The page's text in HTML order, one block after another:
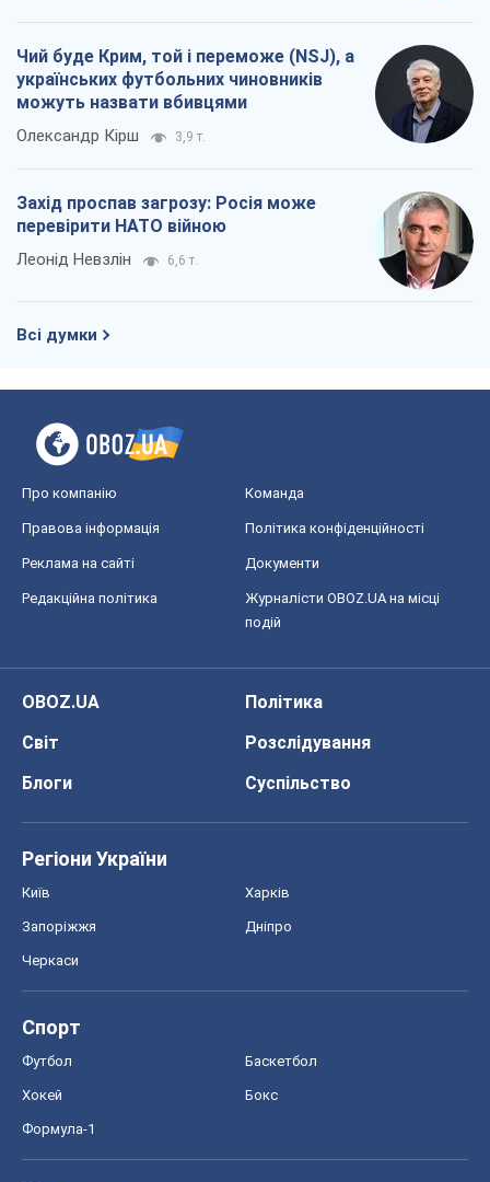
Чий буде Крим, той і переможе (NSJ), а
українських футбольних чиновників
можуть назвати вбивцями
Олександр Кірш 3,9 т.
Захід проспав загрозу: Росія може
перевірити НАТО війною
Леонід Невзлін 6,6 т.
Всі думки
Про компанію Команда
Правова інформація Політика конфіденційності
Реклама на сайті Документи
Редакційна політика
Журналісти OBOZ.UA на місці
подій
OBOZ.UA
Політика
Світ
Розслідування
Блоги
Суспільство
Регіони України
Київ Харків
Запоріжжя Дніпро
Черкаси
Спорт
Футбол Баскетбол
Хокей Бокс
Формула-1